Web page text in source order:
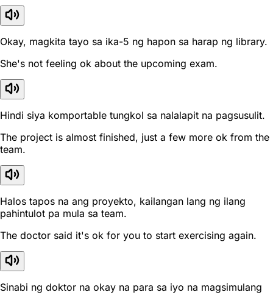
Okay, magkita tayo sa ika-5 ng hapon sa harap ng library.
She's not feeling ok about the upcoming exam.
Hindi siya komportable tungkol sa nalalapit na pagsusulit.
The project is almost finished, just a few more ok from the
team.
Halos tapos na ang proyekto, kailangan lang ng ilang
pahintulot pa mula sa team.
The doctor said it's ok for you to start exercising again.
Sinabi ng doktor na okay na para sa iyo na magsimulang